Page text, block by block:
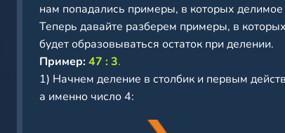
нам попадались примеры, в которых
Теперь давайте разберем примеры, в
будет образовываться остаток при делении.
Пример:47 : 3.
1) Начнем деление в столбик и первым
а именно число 4: